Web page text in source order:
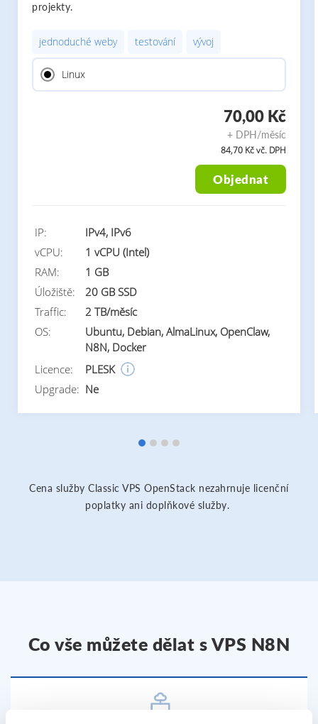
projekty.
jednoduché weby testování vývoj
Linux
70,00 Kč
+ DPH/měsíc
84,70 Kč vč. DPH
Objednat
IP:
IPv4, IPv6
vCPU:
1 vCPU (Intel)
RAM:
1 GB
Úložiště:
20 GB SSD
Traffic:
2 TB/měsíc
OS:
Ubuntu, Debian, AlmaLinux, OpenClaw,
N8N, Docker
Licence:
PLESK
Upgrade: Ne
Cena služby Classic VPS OpenStack nezahrnuje licenční
poplatky ani doplňkové služby.
Co vše můžete dělat s VPS N8N